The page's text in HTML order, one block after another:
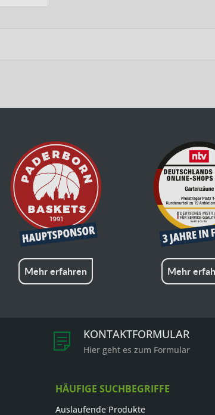
Mehr erfahren Mehr
KONTAKTFORMULAR
Hier geht es zum Formular
HÄUFIGE SUCHBEGRIFFE
Auslaufende Produkte